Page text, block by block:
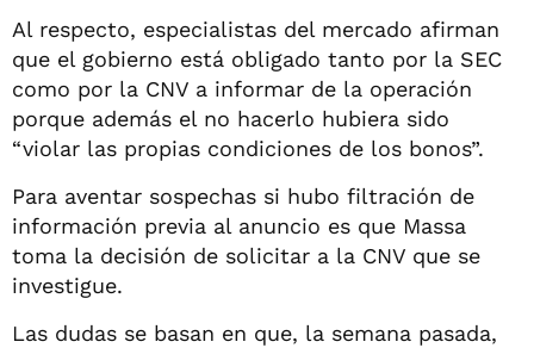
Al respecto, especialistas del mercado afirman
que el gobierno está obligado tanto por la SEC
como por la CNV a informar de la operación
porque además el no hacerlo hubiera sido
“violar las propias condiciones de los bonos”.
Para aventar sospechas si hubo filtración de
información previa al anuncio es que Massa
toma la decisión de solicitar a la CNV que se
investigue.
Las dudas se basan en que, la semana pasada,